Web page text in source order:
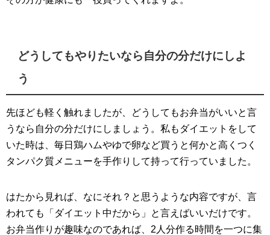
どうしてもやりたいなら自分の分だけにしよ
う
先ほども軽く触れましたが、どうしてもお弁当がいいと言
うなら自分の分だけにしましょう。私もダイエットをして
いた時は、毎日鶏ハムやゆで卵など買うと何かと高くつく
タンパク質メニューを手作りして持って行っていました。
はたから見れば、なにそれ？と思うような内容ですが、言
われても「ダイエット中だから」と言えばいいだけです。
お弁当作りが趣味なのであれば、2人分作る時間を一つに集